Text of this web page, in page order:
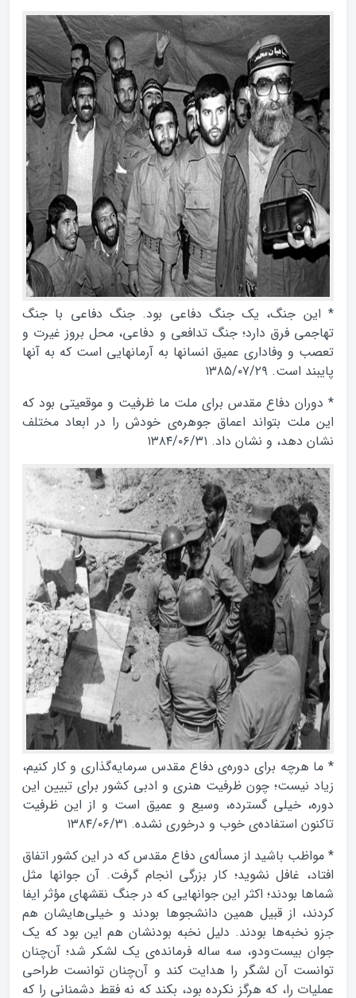
* اين جنگ، يك جنگ دفاعى بود. جنگ دفاعى با جنگ
تهاجمى فرق دارد؛ جنگ تدافعى و دفاعى، محل بروز غيرت و
تعصب و وفادارى عميق انسانها به آرمانهايى است كه به آنها
پايبند است. ۱۳۸۵/۰۷/۲۹
* دوران دفاع مقدس براى ملت ما ظرفيت و موقعيتى بود كه
اين ملت بتواند اعماق جوهره‌ى خودش را در ابعاد مختلف
نشان دهد، و نشان داد. ۱۳۸۴/۰۶/۳۱
* ما هرچه براى دوره‌ى دفاع مقدس سرمايه‌گذارى و كار كنيم،
زياد نيست؛ چون ظرفيت هنرى و ادبى كشور براى تبيين اين
دوره، خيلى گسترده، وسيع و عميق است و از اين ظرفيت
تاكنون استفاده‌ى خوب و درخورى نشده. ۱۳۸۴/۰۶/۳۱
* مواظب باشيد از مسأله‌ى دفاع مقدس كه در اين كشور اتفاق
افتاد، غافل نشويد؛ كار بزرگى انجام گرفت. آن جوانها مثل
شماها بودند؛ اكثر اين جوانهايى كه در جنگ نقشهاى مؤثر ايفا
كردند، از قبيل همين دانشجوها بودند و خيلى‌هايشان هم
جزو نخبه‌ها بودند. دليل نخبه بودنشان هم اين بود كه يك
جوان بيست‌ودو، سه ساله فرمانده‌ى يك لشكر شد؛ آن‌چنان
توانست آن لشگر را هدايت كند و آن‌چنان توانست طراحى
عمليات را، كه هرگز نكرده بود، بكند كه نه فقط دشمنانى را كه